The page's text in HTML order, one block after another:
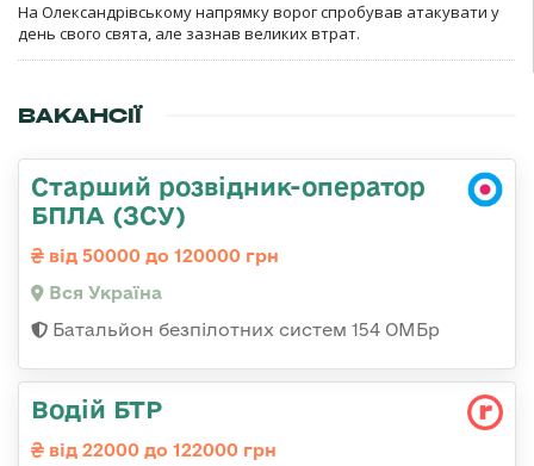
На Олександрівському напрямку ворог спробував атакувати у
день свого свята, але зазнав великих втрат.
ВАКАНСІЇ
Старший розвідник-оператор
БПЛА (ЗСУ)
від 50000 до 120000 грн
Вся Україна
Батальйон безпілотних систем 154 ОМБр
Водій БТР
від 22000 до 122000 грн